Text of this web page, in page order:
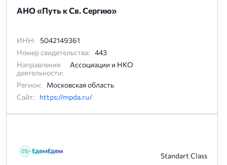
АНО «Путь к Св. Сергию»
ИНН: 5042149361
Номер свидетельства: 443
Направления
деятельности:
Ассоциации и НКО
Регион:
Московская область
Сайт:
https://mpda.ru/
Standart Class